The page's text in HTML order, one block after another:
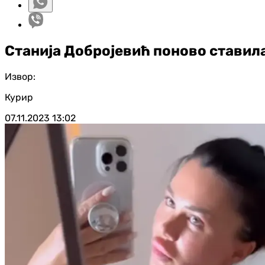
Станија Добројевић поново
Извор:
Курир
07.11.2023 13:02